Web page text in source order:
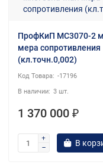
ПрофКиП МС3070-2
мера сопротивления
(кл.точн.0,002)
-17196
3 шт.
1 370 000 ₽
В